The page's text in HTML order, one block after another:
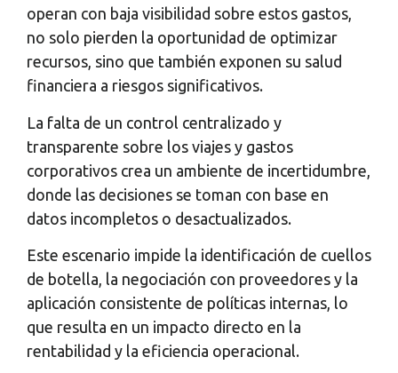
operan con baja visibilidad sobre estos gastos,
no solo pierden la oportunidad de optimizar
recursos, sino que también exponen su salud
financiera a riesgos significativos.
La falta de un control centralizado y
transparente sobre los viajes y gastos
corporativos crea un ambiente de incertidumbre,
donde las decisiones se toman con base en
datos incompletos o desactualizados.
Este escenario impide la identificación de cuellos
de botella, la negociación con proveedores y la
aplicación consistente de políticas internas, lo
que resulta en un impacto directo en la
rentabilidad y la eficiencia operacional.